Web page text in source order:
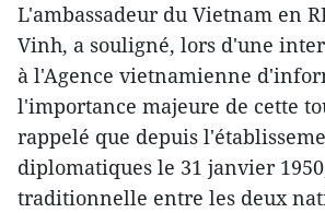
L'ambassadeur du Vietnam en
Vinh, a souligné, lors d'une
à l'Agence vietnamienne
l'importance majeure de cette
rappelé que depuis
diplomatiques le 31 janvier
traditionnelle entre les deux